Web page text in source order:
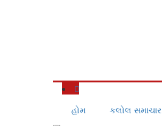
હોમ કલોલ સમાચાર